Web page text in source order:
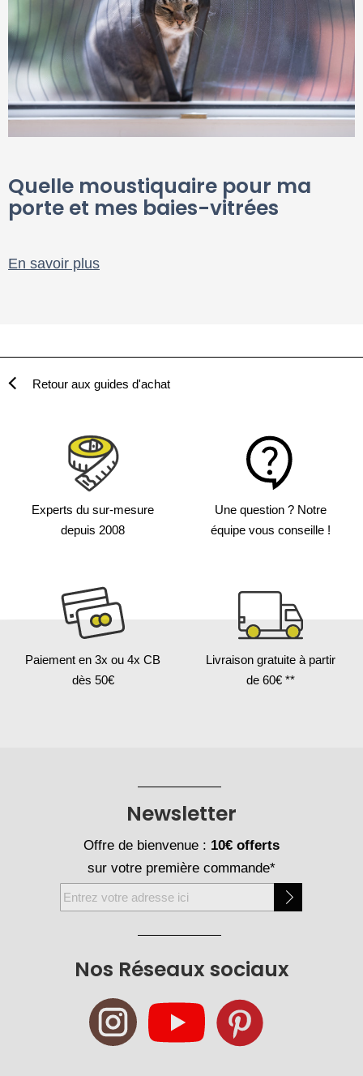
Quelle moustiquaire pour ma
porte et mes baies-vitrées
En savoir plus
Retour aux guides d'achat
Experts du sur-mesure
depuis 2008
Une question ? Notre
équipe vous conseille !
Paiement en 3x ou 4x CB
dès 50€
Livraison gratuite à partir
de 60€ **
Nos Réseaux sociaux
Newsletter
Offre de bienvenue : 10€ offerts
sur votre première commande*
Inscription
à